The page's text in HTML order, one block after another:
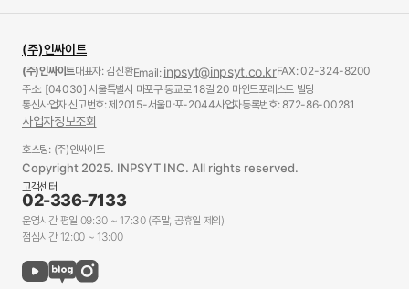
(주)인싸이트
(주)인싸이트대표자: 김진환Email: inpsyt@inpsyt.co.krFAX: 02-324-8200
주소: [04030] 서울특별시 마포구 동교로 18길 20 마인드포레스트 빌딩
통신사업자 신고번호: 제2015-서울마포-2044사업자등록번호: 872-86-00281
사업자정보조회
호스팅: (주)인싸이트
Copyright 2025. INPSYT INC. All rights reserved.
고객센터
02-336-7133
운영시간 평일 09:30 ~ 17:30 (주말, 공휴일 제외)
점심시간 12:00 ~ 13:00